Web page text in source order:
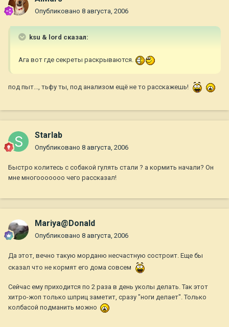
Опубликовано 8 августа, 2006
ksu & lord сказал:
Ага вот где секреты раскрываются.
под пыт..., тьфу ты, под анализом ещё не то расскажешь!
Starlab
Опубликовано 8 августа, 2006
Быстро колитесь с собакой гулять стали ? а кормить начали? Он
мне многооооооо чего рассказал!
Mariya@Donald
Опубликовано 8 августа, 2006
Да этот, вечно такую морданю несчастную состроит. Еще бы
сказал что не кормят его дома совсем
Сейчас ему приходится по 2 раза в день уколы делать. Так этот
хитро-жоп только шприц заметит, сразу "ноги делает". Только
колбасой подманить можно